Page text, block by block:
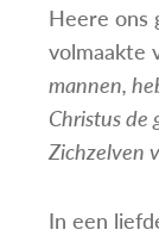
Heere ons
volmaakte
mannen,
Christus de
Zichzelven
In een